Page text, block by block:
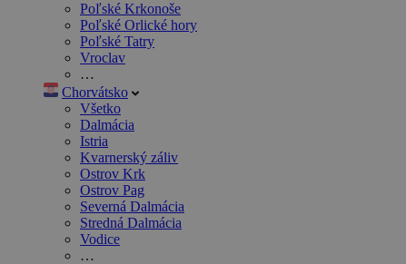
Poľské Krkonoše
Poľské Orlické hory
Poľské Tatry
Vroclav
…
Chorvátsko
Všetko
Dalmácia
Istria
Kvarnerský záliv
Ostrov Krk
Ostrov Pag
Severná Dalmácia
Stredná Dalmácia
Vodice
…